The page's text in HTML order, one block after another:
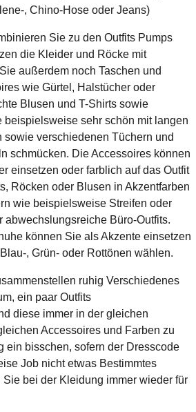
, Chino-Hose oder Jeans)
Sie zu den Outfits Pumps
die Kleider und Röcke mit
außerdem noch Taschen und
wie Gürtel, Halstücher oder
Blusen und T-Shirts sowie
beispielsweise sehr schön mit langen
sowie verschiedenen Tüchern und
schmücken. Die Accessoires können
einsetzen oder farblich auf das Outfit
Röcken oder Blusen in Akzentfarben
wie beispielsweise Streifen oder
abwechslungsreiche Büro-Outfits.
können Sie als Akzente einsetzen
, Grün- oder Rottönen wählen.
ruhig Verschiedenes
ein paar Outfits
diese immer in der gleichen
Accessoires und Farben zu
ein bisschen, sofern der Dresscode
Job nicht etwas Bestimmtes
bei der Kleidung immer wieder für